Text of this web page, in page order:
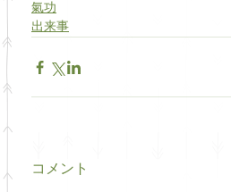
氣功
出来事
コメント